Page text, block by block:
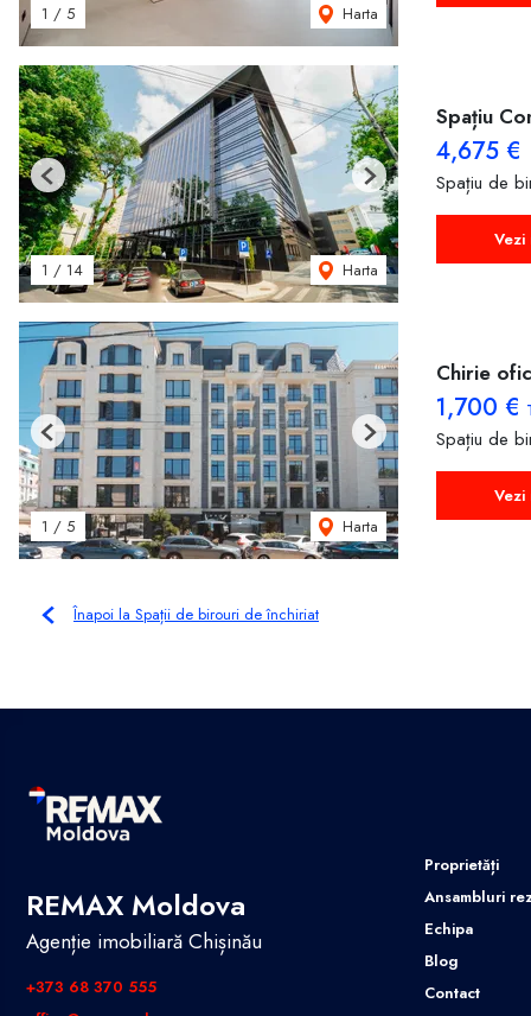
1 / 5 Harta
1 / 14 Harta
Previous Next
Spațiu
4,675 €
Spațiu de
Vezi
1 / 5 Harta
Previous Next
Chirie
1,700 €
Spațiu de
Vezi
Înapoi la Spații de birouri de închiriat
REMAX Moldova
Agenție imobiliară Chișinău
+373 68 370 555
Proprietăți
Ansambluri
Echipa
Blog
Contact